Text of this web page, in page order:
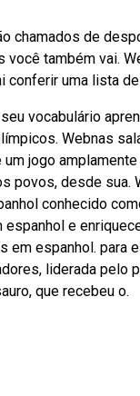
chamados de
também vai.
conferir uma lista
vocabulário
Webnas
jogo
povos, desde
conhecido
e
espanhol. para
liderada
que recebeu o.